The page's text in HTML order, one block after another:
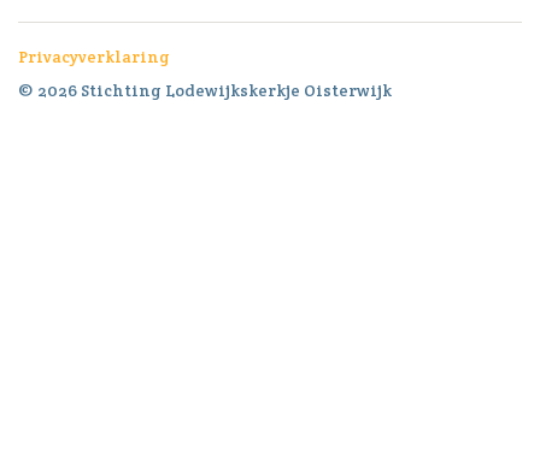
Privacyverklaring
© 2026 Stichting Lodewijkskerkje Oisterwijk